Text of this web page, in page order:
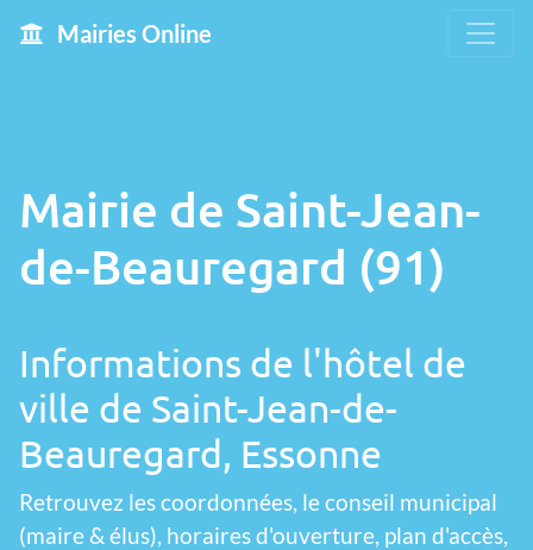
Mairies Online
Mairie de Saint-Jean-
de-Beauregard (91)
Informations de l'hôtel de
ville de Saint-Jean-de-
Beauregard, Essonne
Retrouvez les coordonnées, le conseil municipal
(maire & élus), horaires d'ouverture, plan d'accès,